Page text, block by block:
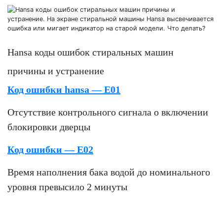
Hansa коды ошибок стиральных машин
причины и устранение
Код ошибки hansa — E01
Отсутствие контрольного сигнала о включении
блокировки дверцы
Код ошибки — E02
Время наполнения бака водой до номинального
уровня превысило 2 минуты